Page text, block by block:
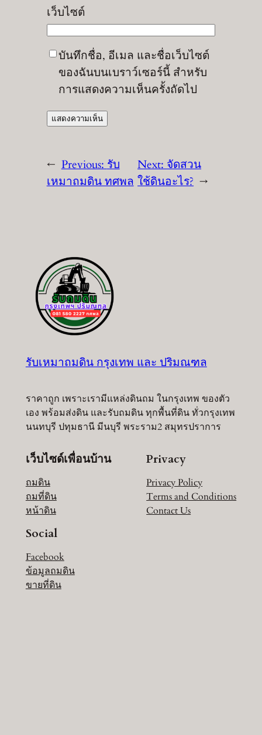
เว็บไซต์
บันทึกชื่อ, อีเมล และชื่อเว็บไซต์
ของฉันบนเบราว์เซอร์นี้ สำหรับ
การแสดงความเห็นครั้งถัดไป
← Previous: รับ
เหมาถมดิน ทศพล
Next: จัดสวน
ใช้ดินอะไร? →
รับเหมาถมดิน กรุงเทพ และ ปริมณฑล
ราคาถูก เพราะเรามีแหล่งดินถม ในกรุงเทพ ของตัว
เอง พร้อมส่งดิน และรับถมดิน ทุกพื้นที่ดิน ทั่วกรุงเทพ
นนทบุรี ปทุมธานี มีนบุรี พระราม2 สมุทรปราการ
เว็บไซด์เพื่อนบ้าน
ถมดิน
ถมที่ดิน
หน้าดิน
Privacy
Privacy Policy
Terms and Conditions
Contact Us
Social
Facebook
ข้อมูลถมดิน
ขายที่ดิน